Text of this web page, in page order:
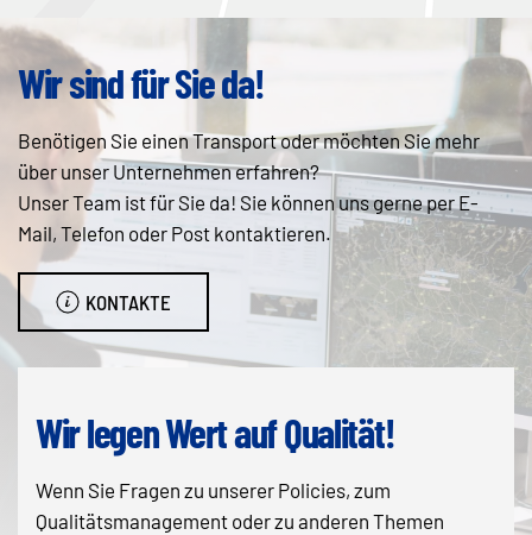
Wir sind für Sie da!
Benötigen Sie einen Transport oder möchten Sie mehr
über unser Unternehmen erfahren?
Unser Team ist für Sie da! Sie können uns gerne per E-
Mail, Telefon oder Post kontaktieren.
KONTAKTE
Wir legen Wert auf Qualität!
Wenn Sie Fragen zu unserer Policies, zum
Qualitätsmanagement oder zu anderen Themen